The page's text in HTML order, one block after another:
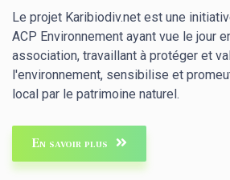
Le projet Karibiodiv.net est une
ACP Environnement ayant vue le jour
association, travaillant à protéger et
l'environnement, sensibilise et
local par le patrimoine naturel.
En savoir plus